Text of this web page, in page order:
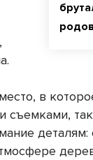
в
съемками,
деталям: